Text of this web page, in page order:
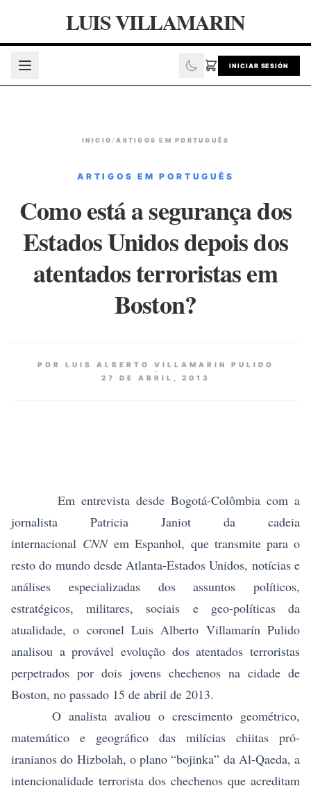
LUIS VILLAMARIN
INICIAR SESIÓN
INICIO /ARTIGOS EM PORTUGUÊS
ARTIGOS EM PORTUGUÊS
Como está a segurança dos
Estados Unidos depois dos
atentados terroristas em
Boston?
POR LUIS ALBERTO VILLAMARIN PULIDO
27 DE ABRIL, 2013
Em entrevista desde Bogotá-Colômbia com a
jornalista Patricia Janiot da cadeia
internacional CNNem Espanhol, que transmite para o
resto do mundo desde Atlanta-Estados Unidos, notícias e
análises especializadas dos assuntos políticos,
estratégicos, militares, sociais e geo-políticas da
atualidade, o coronel Luis Alberto Villamarín Pulido
analisou a provável evolução dos atentados terroristas
perpetrados por dois jovens chechenos na cidade de
Boston, no passado 15 de abril de 2013.
O analista avaliou o crescimento geométrico,
matemático e geográfico das milícias chiitas pró-
iranianos do Hizbolah, o plano “bojinka” da Al-Qaeda, a
intencionalidade terrorista dos chechenos que acreditam